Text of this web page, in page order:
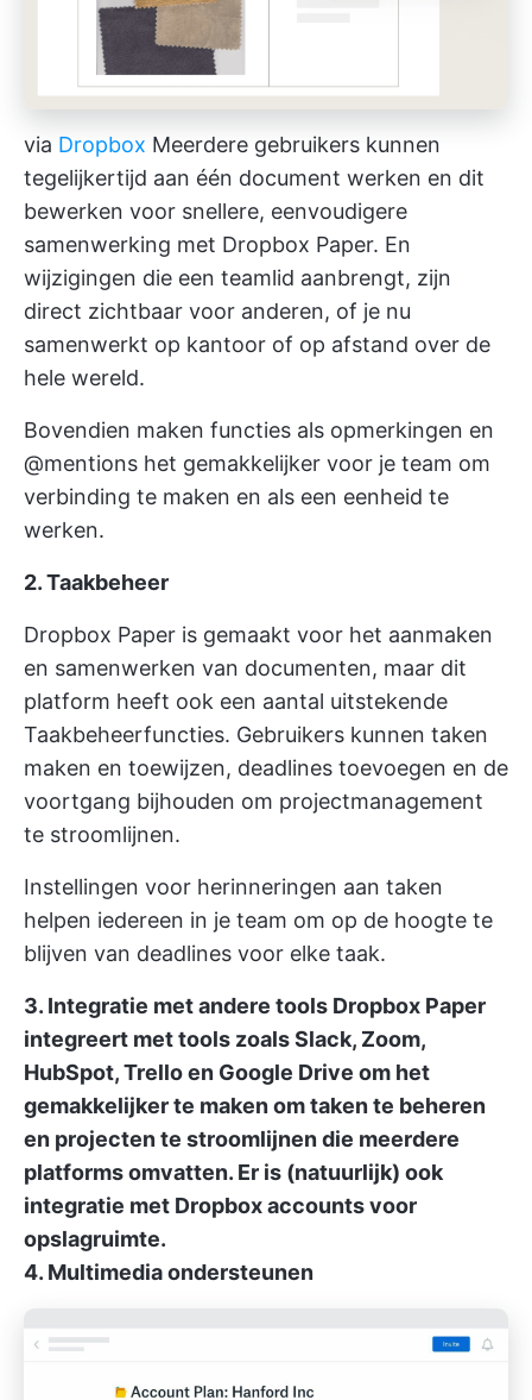
via Dropbox Meerdere gebruikers kunnen
tegelijkertijd aan één document werken en dit
bewerken voor snellere, eenvoudigere
samenwerking met Dropbox Paper. En
wijzigingen die een teamlid aanbrengt, zijn
direct zichtbaar voor anderen, of je nu
samenwerkt op kantoor of op afstand over de
hele wereld.
Bovendien maken functies als opmerkingen en
@mentions het gemakkelijker voor je team om
verbinding te maken en als een eenheid te
werken.
2. Taakbeheer
Dropbox Paper is gemaakt voor het aanmaken
en samenwerken van documenten, maar dit
platform heeft ook een aantal uitstekende
Taakbeheerfuncties. Gebruikers kunnen taken
maken en toewijzen, deadlines toevoegen en de
voortgang bijhouden om projectmanagement
te stroomlijnen.
Instellingen voor herinneringen aan taken
helpen iedereen in je team om op de hoogte te
blijven van deadlines voor elke taak.
3. Integratie met andere tools Dropbox Paper
integreert met tools zoals Slack, Zoom,
HubSpot, Trello en Google Drive om het
gemakkelijker te maken om taken te beheren
en projecten te stroomlijnen die meerdere
platforms omvatten. Er is (natuurlijk) ook
integratie met Dropbox accounts voor
opslagruimte.
4. Multimedia ondersteunen